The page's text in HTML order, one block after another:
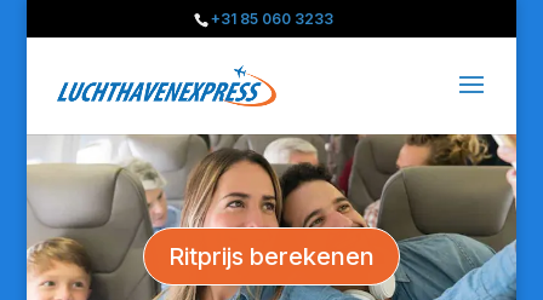
+31 85 060 3233
Ritprijs berekenen